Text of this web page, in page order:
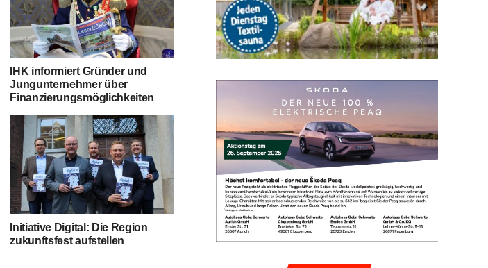
IHK infor­miert Grün­der und
Jung­un­ter­neh­mer über
Finanzierungsmöglichkeiten
Initia­ti­ve Digi­tal: Die Regi­on
zukunfts­fest aufstellen